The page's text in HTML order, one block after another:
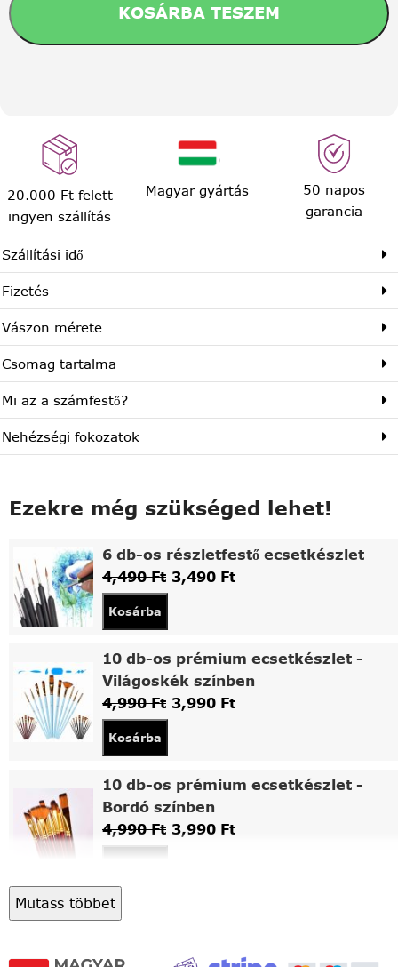
KOSÁRBA TESZEM
20.000 Ft felett
ingyen szállítás
Magyar gyártás
50 napos
garancia
Szállítási idő
Fizetés
Vászon mérete
Csomag tartalma
Mi az a számfestő?
Nehézségi fokozatok
Ezekre még szükséged lehet!
6 db-os részletfestő ecsetkészlet
4,490Ft 3,490 Ft
Kosárba
10 db-os prémium ecsetkészlet -
Világoskék színben
4,990Ft 3,990 Ft
Kosárba
10 db-os prémium ecsetkészlet -
Bordó színben
4,990Ft 3,990 Ft
Asztali fa festőállvány
Mutass többet